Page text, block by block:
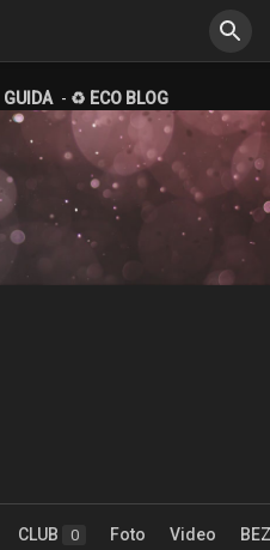
GUIDA - ♻️ ECO BLOG
CLUB 0 Foto Video BEZ